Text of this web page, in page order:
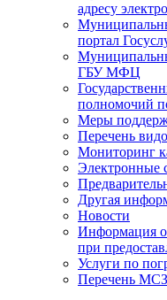
адресу
портал
ГБУ МФЦ
полномочий
Меры
Перечень
Мониторинг
Электронные
Другая
Новости
Информация
при
Услуги по
Перечень